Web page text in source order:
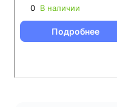
0 В наличии
Подробнее